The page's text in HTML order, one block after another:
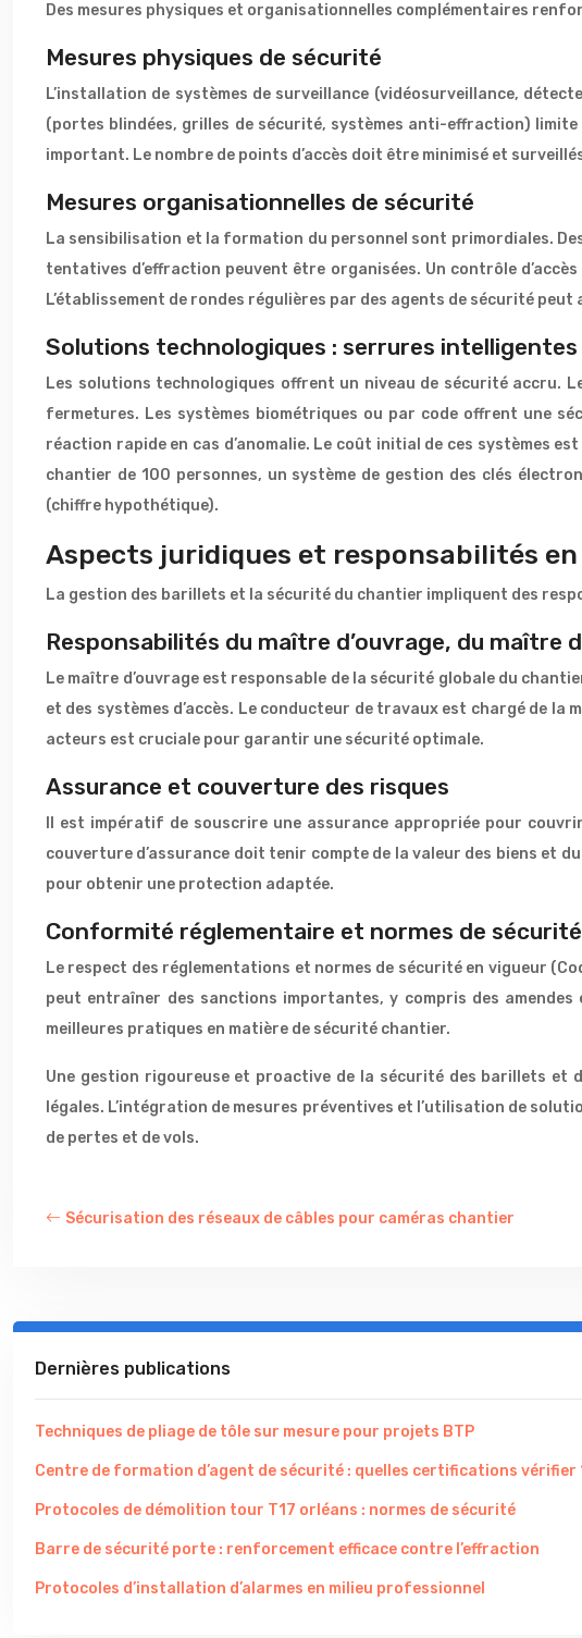
Des mesures physiques et organisationnelles complémentaires
Mesures physiques de sécurité
L’installation de systèmes de surveillance (vidéosurveillance,
(portes blindées, grilles de sécurité, systèmes anti-effraction)
important. Le nombre de points d’accès doit être minimisé et
Mesures organisationnelles de sécurité
La sensibilisation et la formation du personnel sont primordiales.
tentatives d’effraction peuvent être organisées. Un contrôle
L’établissement de rondes régulières par des agents de sécurité
Solutions technologiques : serrures intelligentes
Les solutions technologiques offrent un niveau de sécurité accru.
fermetures. Les systèmes biométriques ou par code offrent une
réaction rapide en cas d’anomalie. Le coût initial de ces systèmes
chantier de 100 personnes, un système de gestion des clés
(chiffre hypothétique).
Aspects juridiques et responsabilités
La gestion des barillets et la sécurité du chantier impliquent des
Responsabilités du maître d’ouvrage, du
Le maître d’ouvrage est responsable de la sécurité globale du
et des systèmes d’accès. Le conducteur de travaux est chargé de
acteurs est cruciale pour garantir une sécurité optimale.
Assurance et couverture des risques
Il est impératif de souscrire une assurance appropriée pour
couverture d’assurance doit tenir compte de la valeur des biens et
pour obtenir une protection adaptée.
Conformité réglementaire et normes de sécurité
Le respect des réglementations et normes de sécurité en vigueur
peut entraîner des sanctions importantes, y compris des
meilleures pratiques en matière de sécurité chantier.
Une gestion rigoureuse et proactive de la sécurité des barillets et
légales. L’intégration de mesures préventives et l’utilisation de
de pertes et de vols.
Sécurisation des réseaux de câbles pour caméras chantier
Dernières publications
Techniques de pliage de tôle sur mesure pour projets BTP
Centre de formation d’agent de sécurité : quelles certifications vérifier
Protocoles de démolition tour T17 orléans : normes de sécurité
Barre de sécurité porte : renforcement efficace contre l’effraction
Protocoles d’installation d’alarmes en milieu professionnel